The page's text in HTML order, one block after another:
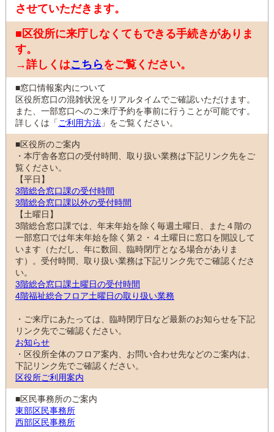
させていただきます。
■区役所に来庁しなくてもできる手続きがありま
す。
→詳しくはこちらをご覧ください。
■窓口情報案内について
区役所窓口の混雑状況をリアルタイムでご確認いただけます。
また、一部窓口へのご来庁予約を事前に行うことが可能です。
詳しくは「 ご利用方法 」をご覧ください。
■区役所のご案内
・本庁舎各窓口の受付時間、取り扱い業務は下記リンク先をご
覧ください。
【平日】
3階総合窓口課の受付時間
3階総合窓口課以外の受付時間
【土曜日】
3階総合窓口課では、年末年始を除く毎週土曜日、また４階の
一部窓口では年末年始を除く第２・４土曜日に窓口を開設して
います（ただし、年に数回、臨時閉庁となる場合がありま
す）。受付時間、取り扱い業務は下記リンク先でご確認くださ
い。
3階総合窓口課土曜日の受付時間
4階福祉総合フロア土曜日の取り扱い業務
・ご来庁にあたっては、臨時閉庁日など最新のお知らせを下記
リンク先でご確認ください。
お知らせ
・区役所全体のフロア案内、お問い合わせ先などのご案内は、
下記リンク先でご確認ください。
区役所ご利用案内
■区民事務所のご案内
東部区民事務所
西部区民事務所